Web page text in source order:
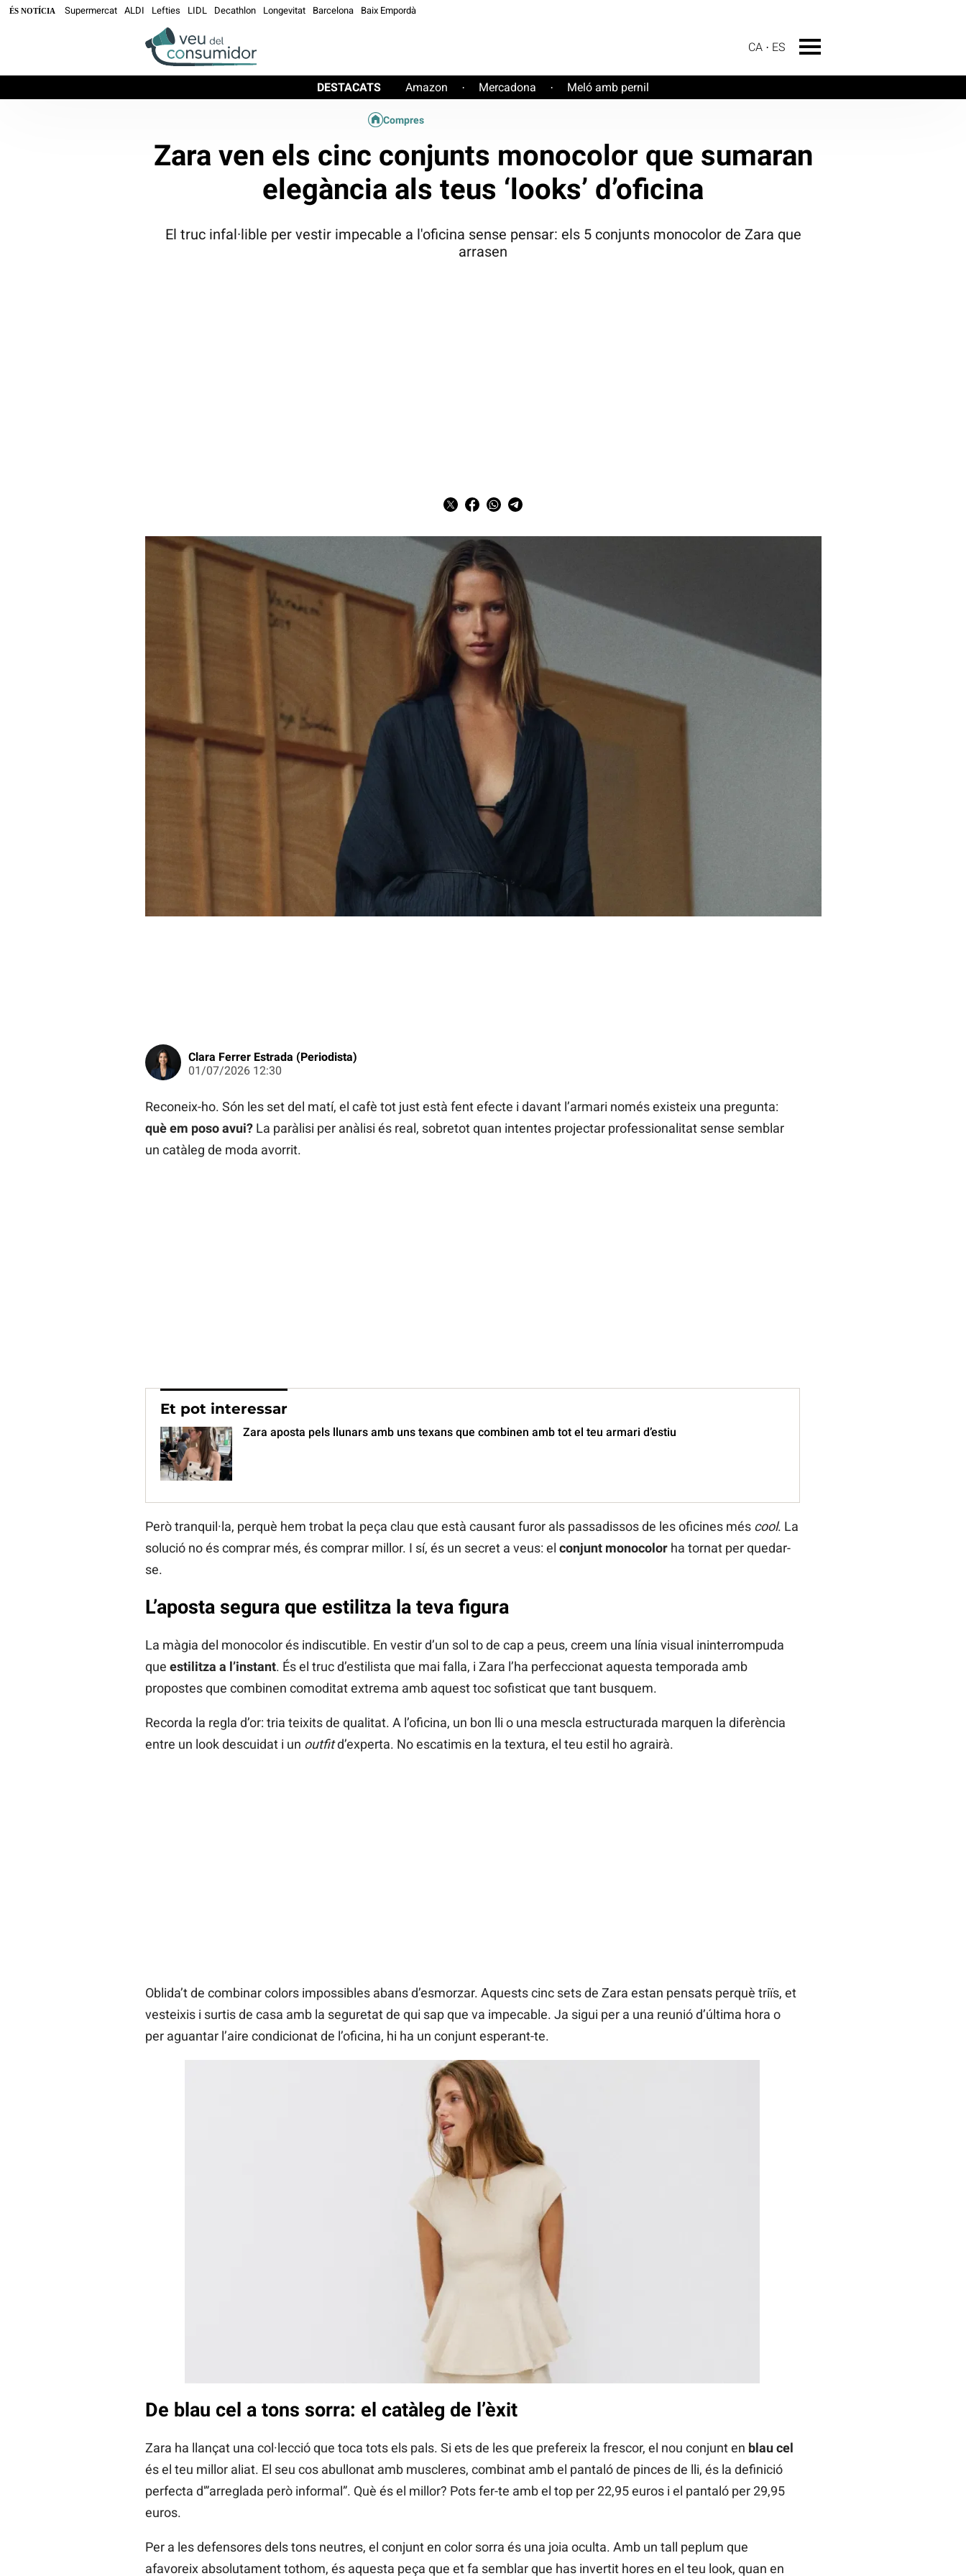
ÉS NOTÍCIA Supermercat ALDI Lefties LIDL Decathlon Longevitat Barcelona Baix Empordà
CA ES
DESTACATS Amazon · Mercadona · Meló amb pernil
Compres
Zara ven els cinc conjunts monocolor que sumaran
elegància als teus ‘looks’ d’oficina
El truc infal·lible per vestir impecable a l'oficina sense pensar: els 5 conjunts monocolor de Zara que
arrasen
Clara Ferrer Estrada (Periodista)
01/07/2026 12:30
Reconeix-ho. Són les set del matí, el cafè tot just està fent efecte i davant l’armari només existeix una pregunta:
què em poso avui?La paràlisi per anàlisi és real, sobretot quan intentes projectar professionalitat sense semblar
un catàleg de moda avorrit.
Et pot interessar
Zara aposta pels llunars amb uns texans que combinen amb tot el teu armari d’estiu
Però tranquil·la, perquè hem trobat la peça clau que està causant furor als passadissos de les oficines més cool. La
solució no és comprar més, és comprar millor. I sí, és un secret a veus: el conjunt monocolorha tornat per quedar-
se.
L’aposta segura que estilitza la teva figura
La màgia del monocolor és indiscutible. En vestir d’un sol to de cap a peus, creem una línia visual ininterrompuda
que estilitza a l’instant. És el truc d’estilista que mai falla, i Zara l’ha perfeccionat aquesta temporada amb
propostes que combinen comoditat extrema amb aquest toc sofisticat que tant busquem.
Recorda la regla d’or: tria teixits de qualitat. A l’oficina, un bon lli o una mescla estructurada marquen la diferència
entre un look descuidat i un outfitd’experta. No escatimis en la textura, el teu estil ho agrairà.
Oblida’t de combinar colors impossibles abans d’esmorzar. Aquests cinc sets de Zara estan pensats perquè triïs, et
vesteixis i surtis de casa amb la seguretat de qui sap que va impecable. Ja sigui per a una reunió d’última hora o
per aguantar l’aire condicionat de l’oficina, hi ha un conjunt esperant-te.
De blau cel a tons sorra: el catàleg de l’èxit
Zara ha llançat una col·lecció que toca tots els pals. Si ets de les que prefereix la frescor, el nou conjunt en blau cel
és el teu millor aliat. El seu cos abullonat amb muscleres, combinat amb el pantaló de pinces de lli, és la definició
perfecta d'”arreglada però informal”. Què és el millor? Pots fer-te amb el top per 22,95 euros i el pantaló per 29,95
euros.
Per a les defensores dels tons neutres, el conjunt en color sorra és una joia oculta. Amb un tall peplum que
afavoreix absolutament tothom, és aquesta peça que et fa semblar que has invertit hores en el teu look, quan en